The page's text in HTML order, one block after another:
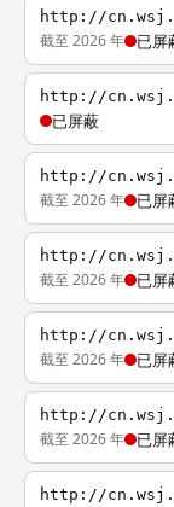
http://
截至 2026 年 已屏
http://
已屏蔽
http://
截至 2026 年 已屏
http://
截至 2026 年 已屏
http://
截至 2026 年 已屏
http://
截至 2026 年 已屏
http://